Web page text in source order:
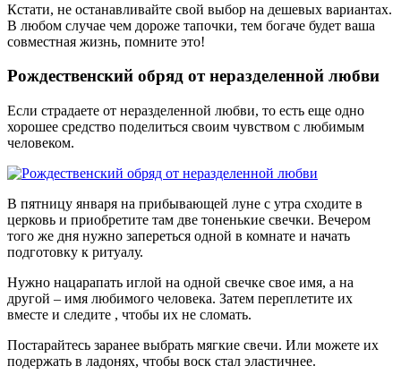
Кстати, не останавливайте свой выбор на дешевых вариантах.
В любом случае чем дороже тапочки, тем богаче будет ваша
совместная жизнь, помните это!
Рождественский обряд от неразделенной любви
Если страдаете от неразделенной любви, то есть еще одно
хорошее средство поделиться своим чувством с любимым
человеком.
В пятницу января на прибывающей луне с утра сходите в
церковь и приобретите там две тоненькие свечки. Вечером
того же дня нужно запереться одной в комнате и начать
подготовку к ритуалу.
Нужно нацарапать иглой на одной свечке свое имя, а на
другой – имя любимого человека. Затем переплетите их
вместе и следите , чтобы их не сломать.
Постарайтесь заранее выбрать мягкие свечи. Или можете их
подержать в ладонях, чтобы воск стал эластичнее.